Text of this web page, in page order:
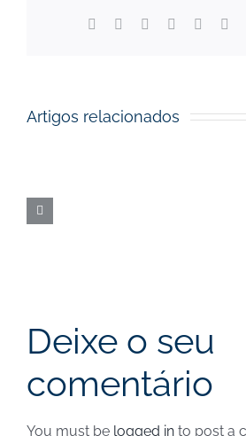
Facebook Reddit LinkedIn
Artigos relacionados
data
Deixe o seu
comentário
You must be logged in to post a